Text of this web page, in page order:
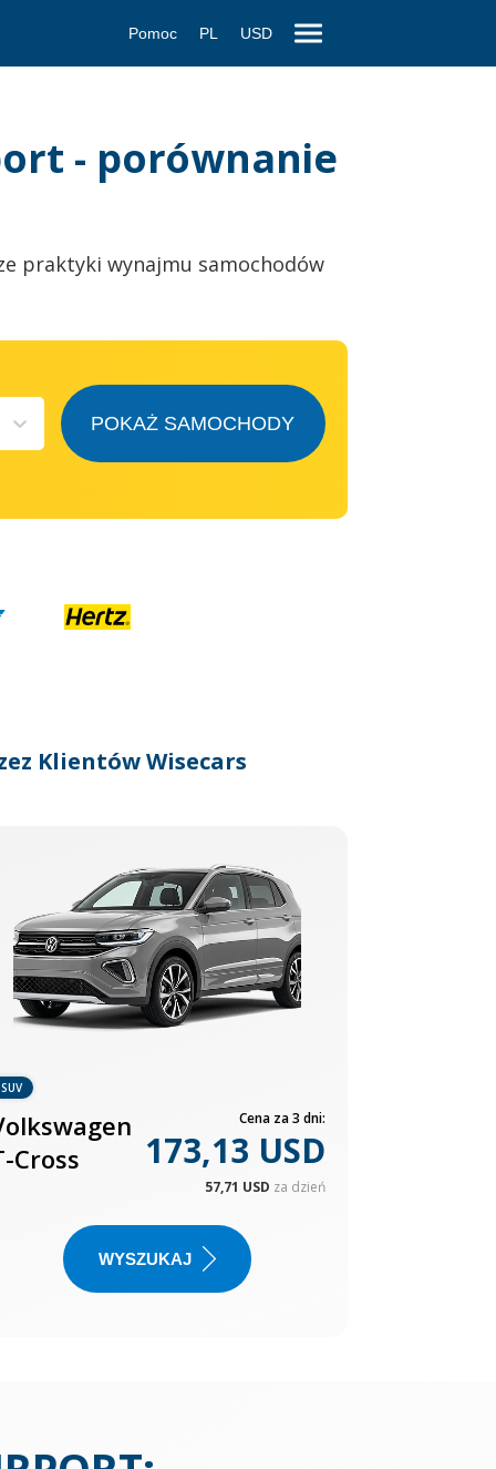
Pomoc PL USD
- porównanie
praktyki wynajmu samochodów
POKAŻ SAMOCHODY
Klientów Wisecars
SUV
Cross
Cena za 3 dni:
173,13 USD
57,71 USD za dzień
WYSZUKAJ